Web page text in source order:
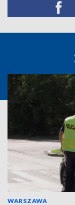
WARSZAWA